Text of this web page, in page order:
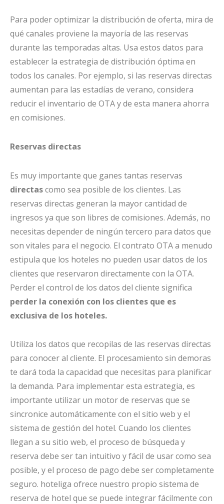
Para poder optimizar la distribución de oferta, mira de
qué canales proviene la mayoría de las reservas
durante las temporadas altas. Usa estos datos para
establecer la estrategia de distribución óptima en
todos los canales. Por ejemplo, si las reservas directas
aumentan para las estadías de verano, considera
reducir el inventario de OTA y de esta manera ahorra
en comisiones.
Reservas directas
Es muy importante que ganes tantas reservas
directascomo sea posible de los clientes. Las
reservas directas generan la mayor cantidad de
ingresos ya que son libres de comisiones. Además, no
necesitas depender de ningún tercero para datos que
son vitales para el negocio. El contrato OTA a menudo
estipula que los hoteles no pueden usar datos de los
clientes que reservaron directamente con la OTA.
Perder el control de los datos del cliente significa
perder la conexión con los clientes que es
exclusiva de los hoteles.
Utiliza los datos que recopilas de las reservas directas
para conocer al cliente. El procesamiento sin demoras
te dará toda la capacidad que necesitas para planificar
la demanda. Para implementar esta estrategia, es
importante utilizar un motor de reservas que se
sincronice automáticamente con el sitio web y el
sistema de gestión del hotel. Cuando los clientes
llegan a su sitio web, el proceso de búsqueda y
reserva debe ser tan intuitivo y fácil de usar como sea
posible, y el proceso de pago debe ser completamente
seguro. hoteliga ofrece nuestro propio sistema de
reserva de hotel que se puede integrar fácilmente con